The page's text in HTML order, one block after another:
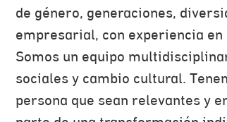
de género, generaciones,
empresarial, con experiencia
Somos un equipo
sociales y cambio cultural.
persona que sean relevantes y